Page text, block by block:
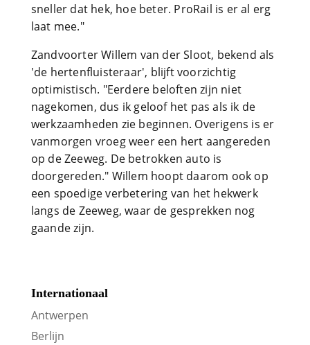
sneller dat hek, hoe beter. ProRail is er al erg
laat mee."
Zandvoorter Willem van der Sloot, bekend als
'de hertenfluisteraar', blijft voorzichtig
optimistisch. "Eerdere beloften zijn niet
nagekomen, dus ik geloof het pas als ik de
werkzaamheden zie beginnen. Overigens is er
vanmorgen vroeg weer een hert aangereden
op de Zeeweg. De betrokken auto is
doorgereden." Willem hoopt daarom ook op
een spoedige verbetering van het hekwerk
langs de Zeeweg, waar de gesprekken nog
gaande zijn.
Internationaal
Antwerpen
Berlijn